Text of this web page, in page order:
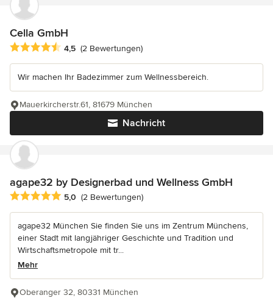
Cella GmbH
Durchschnittliche Bewertung: 4.5 von 5 Sternen
4,5 (2 Bewertungen)
Wir machen Ihr Badezimmer zum Wellnessbereich.
Nachricht
Mauerkircherstr.61, 81679 München
agape32 by Designerbad und Wellness GmbH
Durchschnittliche Bewertung: 5 von 5 Sternen
5,0 (2 Bewertungen)
agape32 München Sie finden Sie uns im Zentrum Münchens,
einer Stadt mit langjähriger Geschichte und Tradition und
Wirtschaftsmetropole mit tr...
Mehr
Oberanger 32, 80331 München